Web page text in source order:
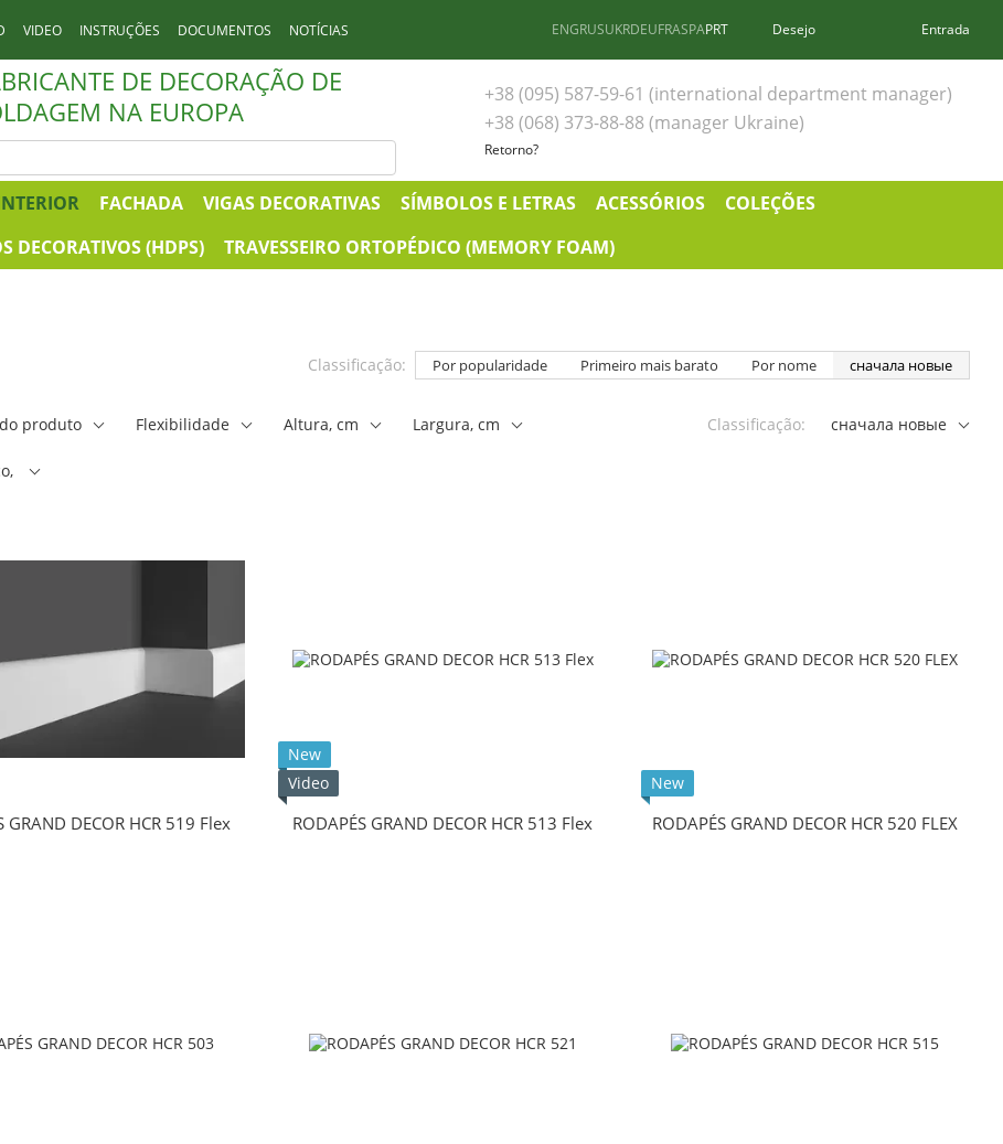
VIDEO INSTRUÇÕES DOCUMENTOS
NOTÍCIAS
ENGRUSUKRDEUFRASPAPRT Desejo Entrada
DE DECORAÇÃO DE
NA EUROPA
+38 (095) 587-59-61 (international department manager)
+38 (068) 373-88-88 (manager Ukraine)
Retorno?
FACHADA VIGAS DECORATIVAS SÍMBOLOS E LETRAS ACESSÓRIOS
COLEÇÕES
DECORATIVOS (HDPS)
TRAVESSEIRO ORTOPÉDICO (MEMORY FOAM)
Classificação: Por popularidade Primeiro mais barato Por nome сначала новые
produto Flexibilidade Altura, cm Largura, cm Classificação: сначала новые
GRAND DECOR HCR 519 Flex
New
Video
RODAPÉS GRAND DECOR HCR 513 Flex
New
RODAPÉS GRAND DECOR HCR 520 FLEX